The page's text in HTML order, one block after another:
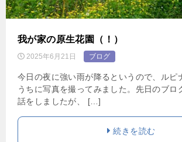
我が家の原生花園（！）
2025年6月21日 ブログ
今日の夜に強い雨が降るというので、ルピ
うちに写真を撮ってみました。先日のブロ
話をしましたが、 […]
続きを読む